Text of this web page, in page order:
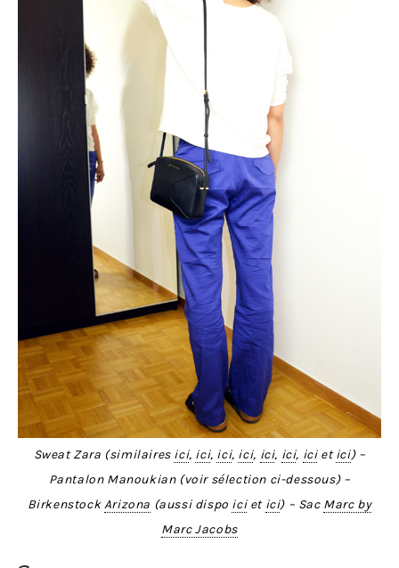
Sweat Zara (similaires ici, ici, ici, ici, ici, ici, icietici) –
Pantalon Manoukian (voir sélection ci-dessous) –
BirkenstockArizona (aussi dispo iciet ici) – Sac Marc by
Marc Jacobs